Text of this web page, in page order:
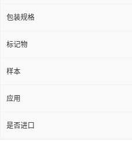
包装规格
标记物
样本
应用
是否进口